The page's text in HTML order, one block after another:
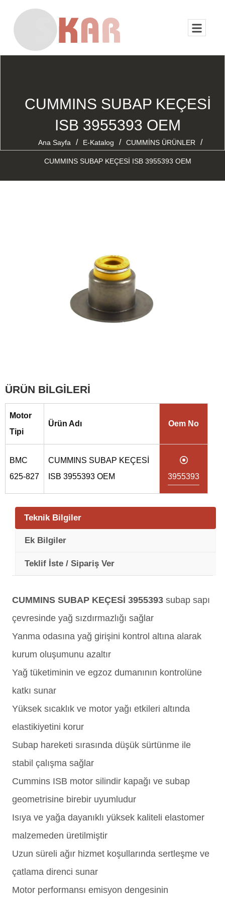
CUMMINS SUBAP KEÇESİ
ISB 3955393 OEM
Ana Sayfa / E-Katalog / CUMMİNS ÜRÜNLER /
CUMMINS SUBAP KEÇESİ ISB 3955393 OEM
ÜRÜN BİLGİLERİ
Motor
Tipi
Ürün Adı Oem No
BMC
625-827
CUMMINS SUBAP KEÇESİ
ISB 3955393 OEM
3955393
Teknik Bilgiler
Ek Bilgiler
Teklif İste / Sipariş Ver
CUMMINS SUBAP KEÇESİ 3955393 subap sapı
çevresinde yağ sızdırmazlığı sağlar
Yanma odasına yağ girişini kontrol altına alarak
kurum oluşumunu azaltır
Yağ tüketiminin ve egzoz dumanının kontrolüne
katkı sunar
Yüksek sıcaklık ve motor yağı etkileri altında
elastikiyetini korur
Subap hareketi sırasında düşük sürtünme ile
stabil çalışma sağlar
Cummins ISB motor silindir kapağı ve subap
geometrisine birebir uyumludur
Isıya ve yağa dayanıklı yüksek kaliteli elastomer
malzemeden üretilmiştir
Uzun süreli ağır hizmet koşullarında sertleşme ve
çatlama direnci sunar
Motor performansı emisyon dengesinin